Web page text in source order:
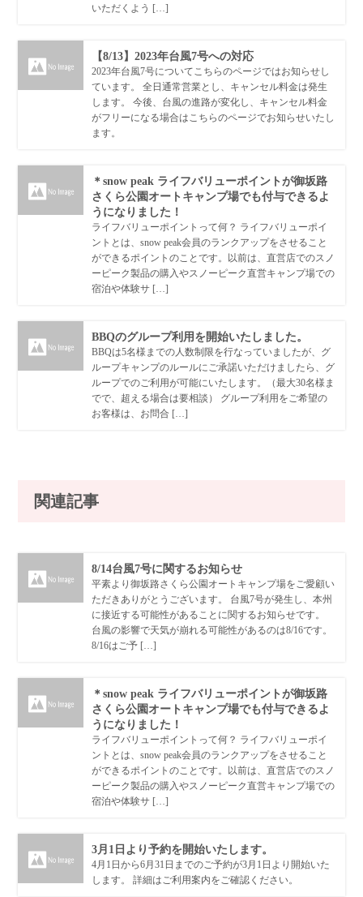
いただくよう […]
【8/13】2023年台風7号への対応
2023年台風7号についてこちらのページではお知らせし
ています。 全日通常営業とし、キャンセル料金は発生
します。 今後、台風の進路が変化し、キャンセル料金
がフリーになる場合はこちらのページでお知らせいたし
ます。
＊snow peak ライフバリューポイントが御坂路
さくら公園オートキャンプ場でも付与できるよ
うになりました！
ライフバリューポイントって何？ ライフバリューポイ
ントとは、snow peak会員のランクアップをさせること
ができるポイントのことです。以前は、直営店でのスノ
ーピーク製品の購入やスノーピーク直営キャンプ場での
宿泊や体験サ […]
BBQのグループ利用を開始いたしました。
BBQは5名様までの人数制限を行なっていましたが、グ
ループキャンプのルールにご承諾いただけましたら、グ
ループでのご利用が可能にいたします。（最大30名様ま
でで、超える場合は要相談） グループ利用をご希望の
お客様は、お問合 […]
関連記事
8/14台風7号に関するお知らせ
平素より御坂路さくら公園オートキャンプ場をご愛顧い
ただきありがとうございます。 台風7号が発生し、本州
に接近する可能性があることに関するお知らせです。
台風の影響で天気が崩れる可能性があるのは8/16です。
8/16はご予 […]
＊snow peak ライフバリューポイントが御坂路
さくら公園オートキャンプ場でも付与できるよ
うになりました！
ライフバリューポイントって何？ ライフバリューポイ
ントとは、snow peak会員のランクアップをさせること
ができるポイントのことです。以前は、直営店でのスノ
ーピーク製品の購入やスノーピーク直営キャンプ場での
宿泊や体験サ […]
3月1日より予約を開始いたします。
4月1日から6月31日までのご予約が3月1日より開始いた
します。 詳細はご利用案内をご確認ください。